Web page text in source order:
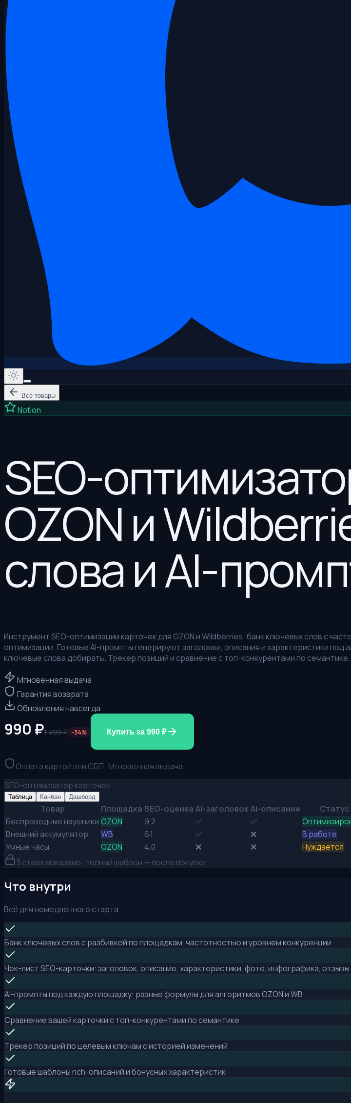
Все товары
Notion
SEO-
OZON и
слова и AI-
Инструмент SEO-оптимизации карточек для OZON и Wildberries: банк ключевых слов с
оптимизации. Готовые AI-промпты генерируют заголовки, описания и характеристики
ключевые слова добирать. Трекер позиций и сравнение с топ-конкурентами по семантике.
Мгновенная выдача
Гарантия возврата
Обновления навсегда
990 ₽1 490₽ −34% Купить за990 ₽
Оплата картой или СБП · Мгновенная выдача
SEO-оптимизатор карточек
Таблица Канбан Дашборд
Товар Площадка SEO-оценка AI-заголовокAI-описание
Статус
Беспроводные наушники OZON 9.2 ✅ ✅
Внешний аккумулятор
WB 6.1 ✅ ❌
В работе
Умные часы
OZON 4.0 ❌ ❌
Нуждается
3 строк показано · полный шаблон — после покупки
Что внутри
Всё для немедленного старта
Банк ключевых слов с разбивкой по площадкам, частотностью и уровнем конкуренции
Чек-лист SEO-карточки: заголовок, описание, характеристики, фото, инфографика, отзывы
AI-промпты под каждую площадку: разные формулы для алгоритмов OZON и WB
Сравнение вашей карточки с топ-конкурентами по семантике
Трекер позиций по целевым ключам с историей изменений
Готовые шаблоны rich-описаний и бонусных характеристик